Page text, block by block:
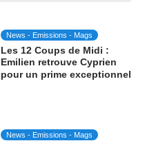
News - Emissions - Mags
Les 12 Coups de Midi :
Emilien retrouve Cyprien
pour un prime exceptionnel
News - Emissions - Mags